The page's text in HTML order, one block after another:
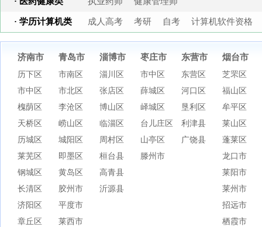
· 学历计算机类 成人高考 考研 自考 计算机软件资格
济南市
历下区
市中区
槐荫区
天桥区
历城区
莱芜区
钢城区
长清区
济阳区
章丘区
青岛市
市南区
市北区
李沧区
崂山区
城阳区
即墨区
黄岛区
胶州市
平度市
莱西市
淄博市
淄川区
张店区
博山区
临淄区
周村区
桓台县
高青县
沂源县
枣庄市
市中区
薛城区
峄城区
台儿庄区
山亭区
滕州市
东营市
东营区
河口区
垦利区
利津县
广饶县
烟台市
芝罘区
福山区
牟平区
莱山区
蓬莱区
龙口市
莱阳市
莱州市
招远市
栖霞市